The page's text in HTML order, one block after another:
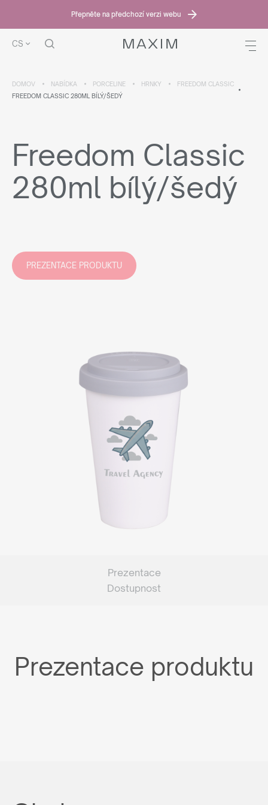
Přepněte na předchozí verzi webu
CS
DOMOV NABÍDKA PORCELINE HRNKY
FREEDOM CLASSIC
FREEDOM CLASSIC 280ML BÍLÝ/ŠEDÝ
Freedom Classic
280ml bílý/šedý
PREZENTACE PRODUKTU
Prezentace
Dostupnost
Prezentace produktu